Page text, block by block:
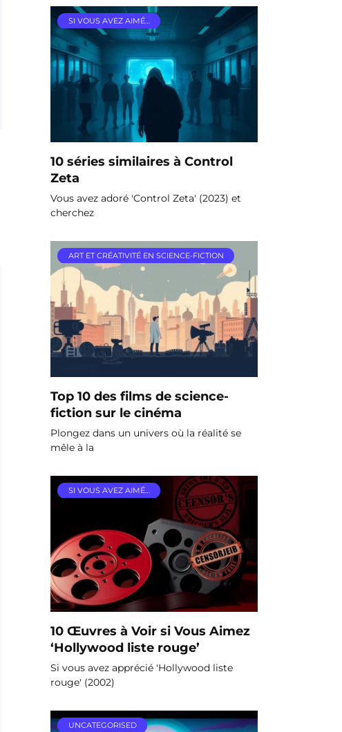
SI VOUS AVEZ AIMÉ…
10 séries similaires à Control
Zeta
Vous avez adoré 'Control Zeta' (2023) et
cherchez
ART ET CRÉATIVITÉ EN SCIENCE-FICTION
Top 10 des films de science-
fiction sur le cinéma
Plongez dans un univers où la réalité se
mêle à la
SI VOUS AVEZ AIMÉ…
10 Œuvres à Voir si Vous Aimez
‘Hollywood liste rouge’
Si vous avez apprécié 'Hollywood liste
rouge' (2002)
UNCATEGORISED